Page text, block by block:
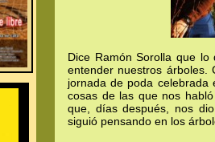
Dice Ramón Sorolla que
entender nuestros árboles.
jornada de poda celebrada
cosas de las que nos
que, días después, nos
siguió pensando en los